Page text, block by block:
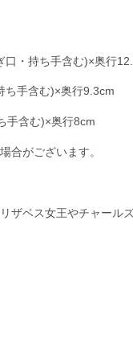
・持ち手含む)×奥行
ち手含む)×奥行9.3cm
手含む)×奥行8cm
合がございます。
ザベス女王やチャール